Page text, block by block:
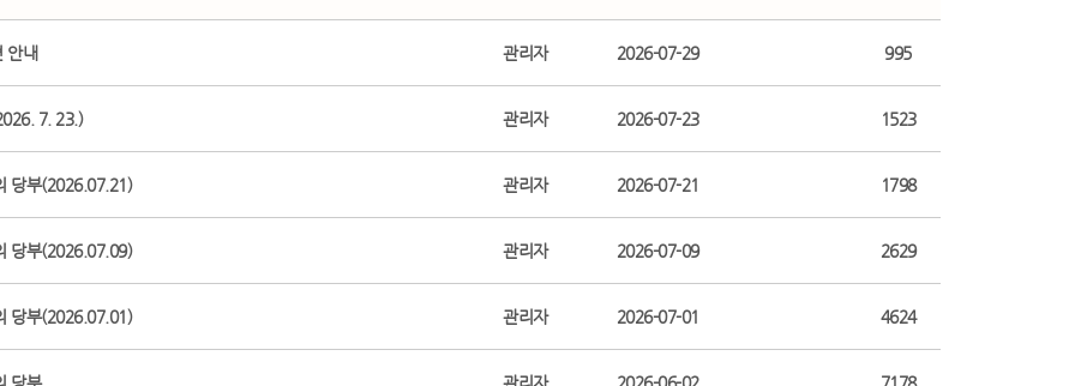
안내 관리자 2026-07-29 995
7. 23.) 관리자 2026-07-23 1523
당부(2026.07.21) 관리자 2026-07-21 1798
당부(2026.07.09) 관리자 2026-07-09 2629
당부(2026.07.01) 관리자 2026-07-01 4624